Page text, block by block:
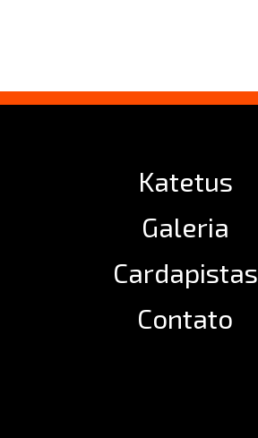
Katetus
Galeria
Cardapistas
Contato